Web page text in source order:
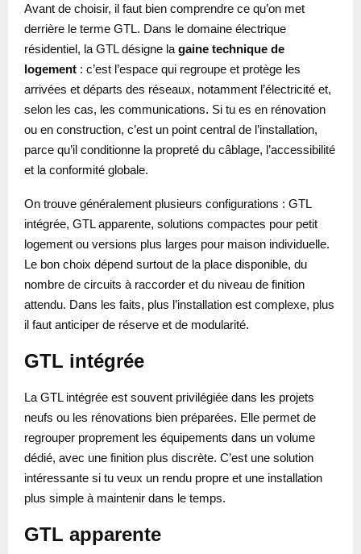
Avant de choisir, il faut bien comprendre ce qu’on met
derrière le terme GTL. Dans le domaine électrique
résidentiel, la GTL désigne la gaine technique de
logement : c’est l’espace qui regroupe et protège les
arrivées et départs des réseaux, notamment l’électricité et,
selon les cas, les communications. Si tu es en rénovation
ou en construction, c’est un point central de l’installation,
parce qu’il conditionne la propreté du câblage, l’accessibilité
et la conformité globale.
On trouve généralement plusieurs configurations : GTL
intégrée, GTL apparente, solutions compactes pour petit
logement ou versions plus larges pour maison individuelle.
Le bon choix dépend surtout de la place disponible, du
nombre de circuits à raccorder et du niveau de finition
attendu. Dans les faits, plus l’installation est complexe, plus
il faut anticiper de réserve et de modularité.
GTL intégrée
La GTL intégrée est souvent privilégiée dans les projets
neufs ou les rénovations bien préparées. Elle permet de
regrouper proprement les équipements dans un volume
dédié, avec une finition plus discrète. C’est une solution
intéressante si tu veux un rendu propre et une installation
plus simple à maintenir dans le temps.
GTL apparente